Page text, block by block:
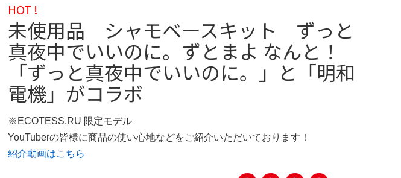
HOT !
未使用品 シャモベースキット ずっと
真夜中でいいのに。ずとまよ なんと！
「ずっと真夜中でいいのに。」と「明和
電機」がコラボ
※ECOTESS.RU 限定モデル
YouTuberの皆様に商品の使い心地などをご紹介いただいております！
紹介動画はこちら